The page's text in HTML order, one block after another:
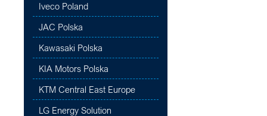
Iveco Poland
JAC Polska
Kawasaki Polska
KIA Motors Polska
KTM Central East Europe
LG Energy Solution